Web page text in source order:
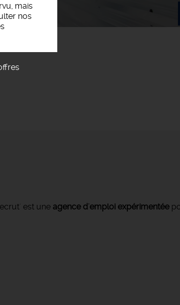
mais
nos
est une agence d'emploi expérimentée